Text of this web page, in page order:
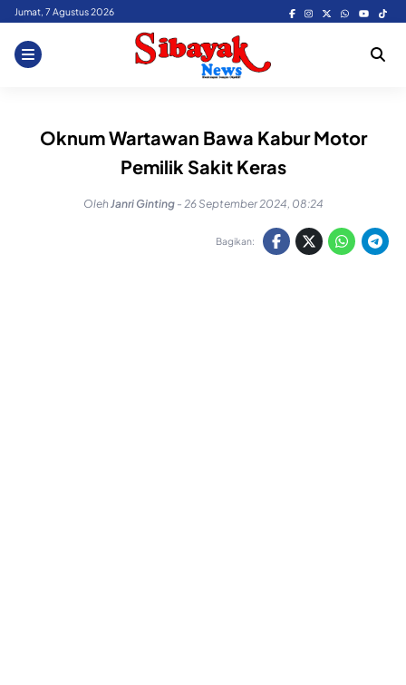
Skip
content
Jumat, 7 Agustus 2026
Oknum Wartawan Bawa Kabur Motor
Pemilik Sakit Keras
OlehJanri Ginting - 26 September 2024, 08:24
Bagikan: